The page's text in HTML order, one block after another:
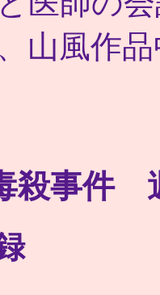
山風作
殺事件